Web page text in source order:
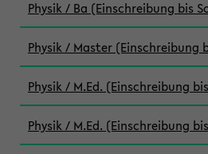
Physik / Ba (Einschreibung bis
Physik / Master (Einschreibung
Physik / M.Ed. (Einschreibung
Physik / M.Ed. (Einschreibung